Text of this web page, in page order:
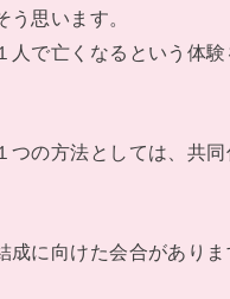
思います。
で亡くなるという体
の方法としては、共同
に向けた会合がありま